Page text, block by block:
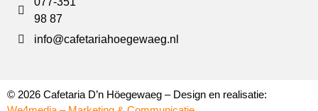
98 87
info@cafetariahoegewaeg.nl
© 2026 Cafetaria D’n Höegewaeg – Design en realisatie: